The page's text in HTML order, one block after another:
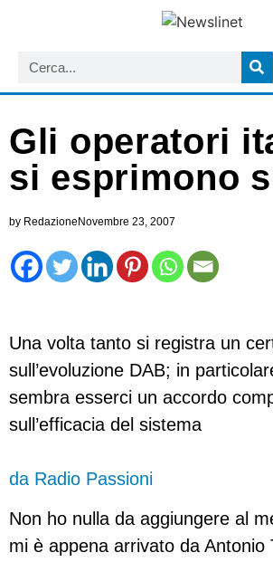
Gli operatori
si esprimono
by RedazioneNovembre 23, 2007
Una volta tanto si registra un
sull’evoluzione DAB; in
sembra esserci un accordo
sull’efficacia del sistema
da Radio Passioni
Non ho nulla da aggiungere al
mi è appena arrivato da Antonio